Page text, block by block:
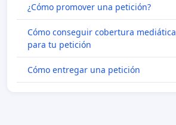
¿Cómo promover una petición?
Cómo conseguir cobertura mediática
para tu petición
Cómo entregar una petición